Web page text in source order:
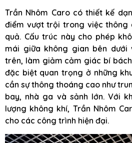
Trần Nhôm Caro có thiết kế
điểm vượt trội trong việc thông
quả. Cấu trúc này cho phép
mái giữa không gian bên dưới
trên, làm giảm cảm giác bí
đặc biệt quan trọng ở những
cần sự thông thoáng cao như
bay, nhà ga và sảnh lớn. Với
lượng không khí, Trần Nhôm
cho các công trình hiện đại.